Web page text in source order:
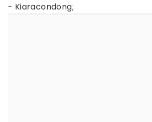
- Kiaracondong;